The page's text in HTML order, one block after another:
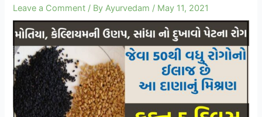
Leave a Comment / ByAyurvedam / May 11, 2021